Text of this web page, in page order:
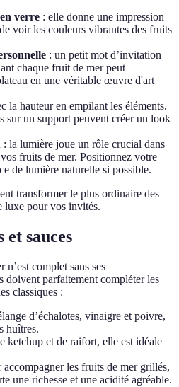
verre : elle donne une impression
voir les couleurs vibrantes des fruits
: un petit mot d’invitation
chaque fruit de mer peut
en une véritable œuvre d'art
la hauteur en empilant les éléments.
sur un support peuvent créer un look
: la lumière joue un rôle crucial dans
fruits de mer. Positionnez votre
de lumière naturelle si possible.
transformer le plus ordinaire des
luxe pour vos invités.
et sauces
complet sans ses
doivent parfaitement compléter les
classiques :
d’échalotes, vinaigre et poivre,
huîtres.
ketchup et de raifort, elle est idéale
accompagner les fruits de mer grillés,
une richesse et une acidité agréable.